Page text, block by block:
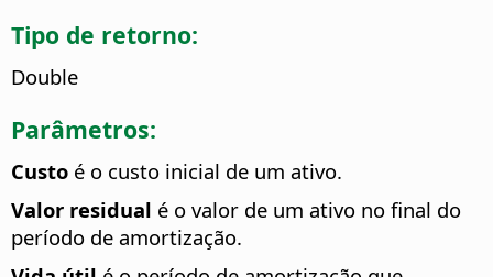
Tipo de retorno:
Double
Parâmetros:
Custo é o custo inicial de um ativo.
Valor residual é o valor de um ativo no final do
período de amortização.